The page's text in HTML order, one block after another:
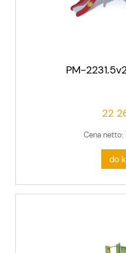
PM-
22
Cena netto:
do